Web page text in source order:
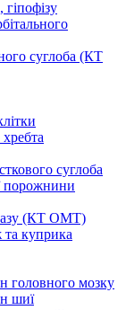
суглоба (КТ
суглоба
порожнини
(КТ ОМТ)
та куприка
головного мозку
шиї